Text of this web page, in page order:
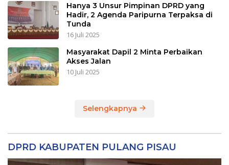
Hanya 3 Unsur Pimpinan DPRD yang
Hadir, 2 Agenda Paripurna Terpaksa di
Tunda
16 Juli 2025
Masyarakat Dapil 2 Minta Perbaikan
Akses Jalan
10 Juli 2025
Selengkapnya
DPRD KABUPATEN PULANG PISAU